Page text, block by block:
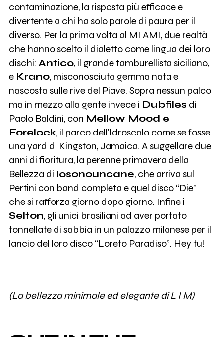
contaminazione, la risposta più efficace e
divertente a chi ha solo parole di paura per il
diverso. Per la prima volta al MI AMI, due realtà
che hanno scelto il dialetto come lingua dei loro
dischi: Antico, il grande tamburellista siciliano,
e Krano, misconosciuta gemma nata e
nascosta sulle rive del Piave. Sopra nessun palco
ma in mezzo alla gente invece i Dubfiles di
Paolo Baldini, con Mellow Mood e
Forelock, il parco dell'Idroscalo come se fosse
una yard di Kingston, Jamaica. A suggellare due
anni di fioritura, la perenne primavera della
Bellezza di Iosonouncane, che arriva sul
Pertini con band completa e quel disco “Die”
che si rafforza giorno dopo giorno. Infine i
Selton, gli unici brasiliani ad aver portato
tonnellate di sabbia in un palazzo milanese per il
lancio del loro disco “Loreto Paradiso”. Hey tu!
(La bellezza minimale ed elegante di L I M)